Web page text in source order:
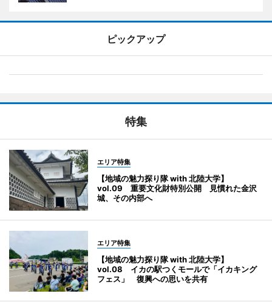
ピックアップ
特集
エリア特集
【地域の魅力探り隊 with 北陸大学】
vol.09 重要文化財特別公開 見慣れた金沢
城、その内部へ
エリア特集
【地域の魅力探り隊 with 北陸大学】
vol.08 イカの駅つくモールで「イカキング
フェス」 復興への思いを共有